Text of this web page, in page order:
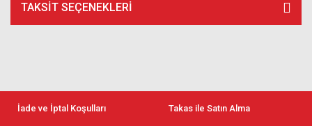
TAKSIT SEÇENEKLERI
İade ve İptal Koşulları Takas ile Satın Alma